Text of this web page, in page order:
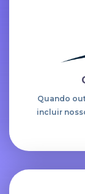
Quando
incluir